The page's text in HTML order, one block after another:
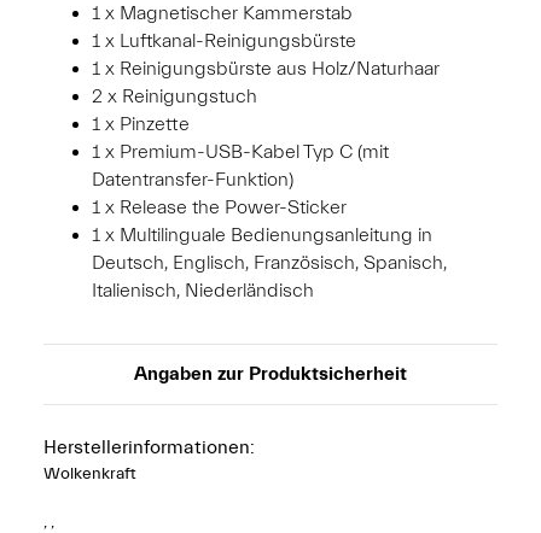
1 x Magnetischer Kammerstab
1 x Luftkanal-Reinigungsbürste
1 x Reinigungsbürste aus Holz/Naturhaar
2 x Reinigungstuch
1 x Pinzette
1 x Premium-USB-Kabel Typ C (mit
Datentransfer-Funktion)
1 x Release the Power-Sticker
1 x Multilinguale Bedienungsanleitung in
Deutsch, Englisch, Französisch, Spanisch,
Italienisch, Niederländisch
Angaben zur Produktsicherheit
Herstellerinformationen:
Wolkenkraft
, ,